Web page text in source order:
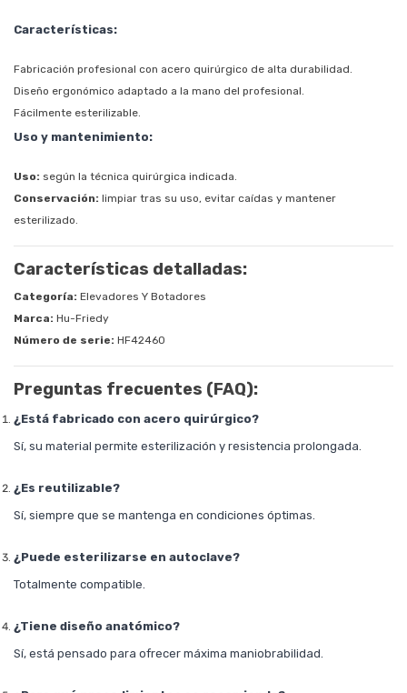
Características:
Fabricación profesional con acero quirúrgico de alta durabilidad.
Diseño ergonómico adaptado a la mano del profesional.
Fácilmente esterilizable.
Uso y mantenimiento:
Uso: según la técnica quirúrgica indicada.
Conservación: limpiar tras su uso, evitar caídas y mantener
esterilizado.
Características detalladas:
Categoría: Elevadores Y Botadores
Marca: Hu-Friedy
Número de serie: HF42460
Preguntas frecuentes (FAQ):
¿Está fabricado con acero quirúrgico?
Sí, su material permite esterilización y resistencia prolongada.
¿Es reutilizable?
Sí, siempre que se mantenga en condiciones óptimas.
¿Puede esterilizarse en autoclave?
Totalmente compatible.
¿Tiene diseño anatómico?
Sí, está pensado para ofrecer máxima maniobrabilidad.